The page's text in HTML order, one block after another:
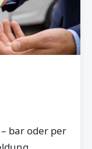
bar oder per